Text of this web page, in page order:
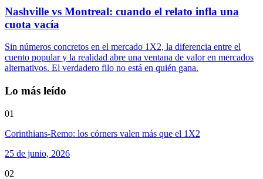
Nashville vs Montreal: cuando el relato infla una
cuota vacía
Sin números concretos en el mercado 1X2, la diferencia entre el
cuento popular y la realidad abre una ventana de valor en mercados
alternativos. El verdadero filo no está en quién gana.
Lo más leído
01
Corinthians-Remo: los córners valen más que el 1X2
25 de junio, 2026
02